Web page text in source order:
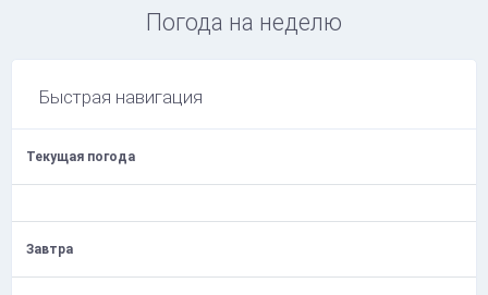
Погода на неделю
Быстрая навигация
Текущая погода
Завтра